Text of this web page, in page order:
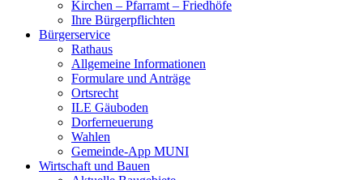
Kirchen – Pfarramt – Friedhöfe
Ihre Bürgerpflichten
Bürgerservice
Rathaus
Allgemeine Informationen
Formulare und Anträge
Ortsrecht
ILE Gäuboden
Dorferneuerung
Wahlen
Gemeinde-App MUNI
Wirtschaft und Bauen